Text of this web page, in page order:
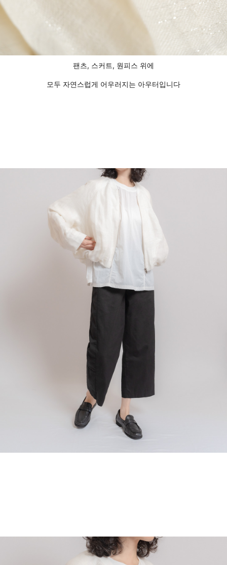
팬츠, 스커트, 원피스 위에
모두 자연스럽게 어우러지는 아우터입니다